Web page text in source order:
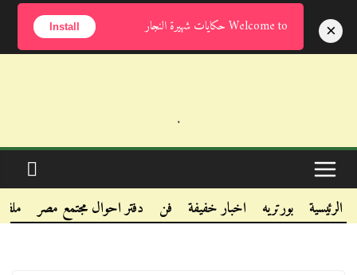
الخميس, أغسطس 6, 2026
.
.
.
الرئيسية بورتريه اخبار خفيفة فن دفتر احوال مجتمع مصر
Welcome to حكايات شهيرة النجار Install ×